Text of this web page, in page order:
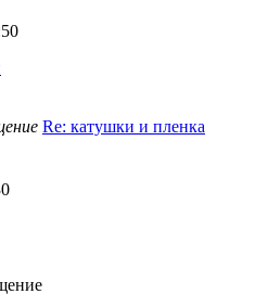
Re: катушки и пленка